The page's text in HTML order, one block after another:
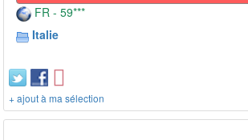
FR - 59***
Italie
+ ajout à ma sélection